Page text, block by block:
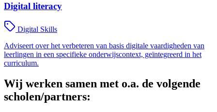
Digital literacy
Digital Skills
Adviseert over het verbeteren van basis digitale vaardigheden van
leerlingen in een specifieke onderwijscontext, geïntegreerd in het
curriculum.
Wij werken samen met o.a. de volgende
scholen/partners: